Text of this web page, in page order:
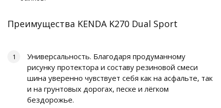
Преимущества KENDA K270 Dual Sport
Универсальность. Благодаря продуманному
рисунку протектора и составу резиновой смеси
шина уверенно чувствует себя как на асфальте, так
и на грунтовых дорогах, песке и лёгком
бездорожье.